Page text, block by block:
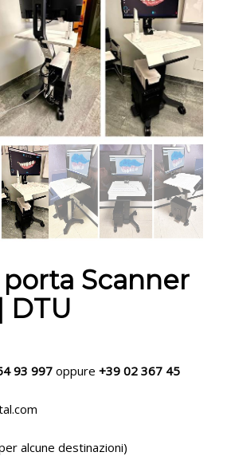
Scanner
DTU
93 997 oppure +39 02 367 45
alcune destinazioni)